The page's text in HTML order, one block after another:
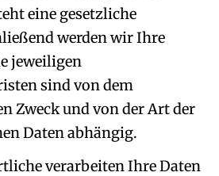
eine gesetzliche
werden wir Ihre
jeweiligen
sind von dem
Zweck und von der Art der
Daten abhängig.
verarbeiten Ihre Daten